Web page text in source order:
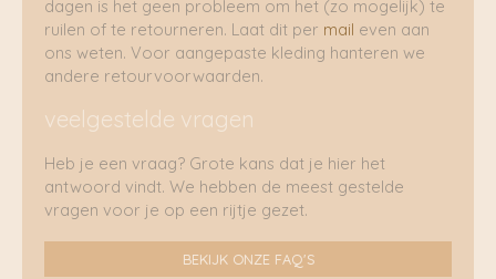
dagen is het geen probleem om het (zo mogelijk) te
ruilen of te retourneren. Laat dit per mail even aan
ons weten. Voor aangepaste kleding hanteren we
andere retourvoorwaarden.
veelgestelde vragen
Heb je een vraag? Grote kans dat je hier het
antwoord vindt. We hebben de meest gestelde
vragen voor je op een rijtje gezet.
BEKIJK ONZE FAQ'S